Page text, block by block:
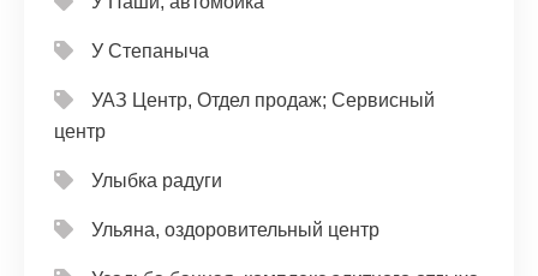
У Степаныча
УАЗ Центр, Отдел продаж; Сервисный
центр
Улыбка радуги
Ульяна, оздоровительный центр